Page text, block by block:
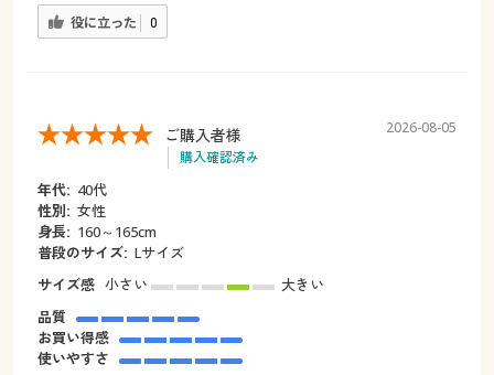
役に立った 0
ご購入者様
購入確認済み
2026-08-05
年代: 40代
性別: 女性
身長: 160～165cm
普段のサイズ: Lサイズ
サイズ感 小さい
大きい
品質
お買い得感
使いやすさ